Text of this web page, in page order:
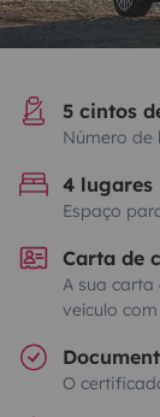
5 cintos
Número de
4
Espaço
Carta de
A sua carta
veículo
O